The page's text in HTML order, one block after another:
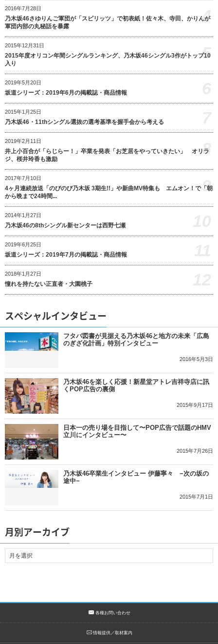
2016年7月28日
乃木坂46さゆりんご軍団が「スピリッツ」で初表紙！佐々木、寺田、かりんが
軍団内部の丸秘話を暴露
4
2015年12月31日
2015年度オリコン年間シングルランキング、乃木坂46シングル3作がトップ10
入り
5
2019年5月20日
坂道シリーズ：2019年6月の掲載誌・商品情報
2015年1月25日
乃木坂46・11thシングル選抜の選考基準を握手会から考える
2019年2月11日
井上小百合が「らじらー！」卒業を発表「お芝居をやっていきたい」 オリラ
ジ、桜井玲香も激励
8
2017年7月10日
4ヶ月連続放送「のびのび乃木坂 3期生!!」や新曲MV特集も エムオン！で「朝
から晩まで24時間...
9
2014年1月27日
乃木坂46の8thシングル新センターは西野七瀬
2019年6月25日
坂道シリーズ：2019年7月の掲載誌・商品情報
2018年1月27日
憧れを持たない正直者・大園桃子
スペシャルインタビュー
フタバ図書が見据える乃木坂46と地方の未来「広島
のぎざ化計画」特別インタビュー
2016年5月3日
乃木坂46を楽しく応援！新星堂アトレ吉祥寺店に訊
くPOP広告の裏側
2015年9月17日
日本一の売り場を目指して〜POP広告で話題のHMV
立川にインタビュー〜
2015年7月26日
乃木坂46卒業生インタビュー 伊藤寧々 −次の坂の
途中−
2015年7月1日
月別アーカイブ
各種お問い合わせ
情報提供／取材案内